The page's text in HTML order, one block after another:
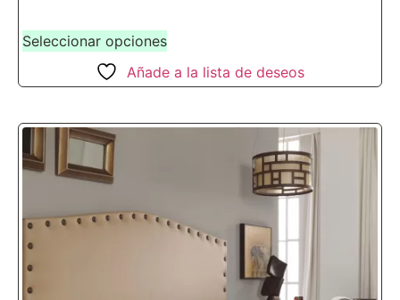
Seleccionar opciones
Añade a la lista de deseos